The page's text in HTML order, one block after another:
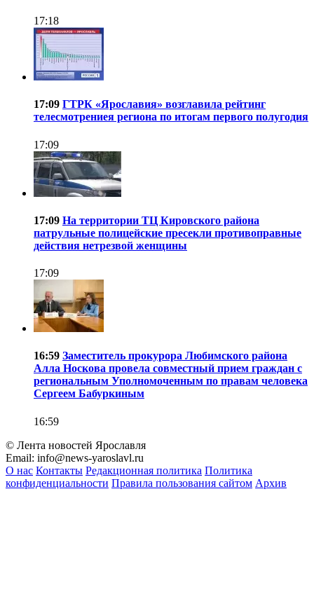
17:18
17:09 ГТРК «Ярославия» возглавила рейтинг
телесмотрениея региона по итогам первого полугодия
17:09
17:09 На территории ТЦ Кировского района
патрульные полицейские пресекли противоправные
действия нетрезвой женщины
17:09
16:59 Заместитель прокурора Любимского района
Алла Носкова провела совместный прием граждан с
региональным Уполномоченным по правам человека
Сергеем Бабуркиным
16:59
© Лента новостей Ярославля
Email: info@news-yaroslavl.ru
О нас Контакты Редакционная политика Политика
конфиденциальности Правила пользования сайтом Архив